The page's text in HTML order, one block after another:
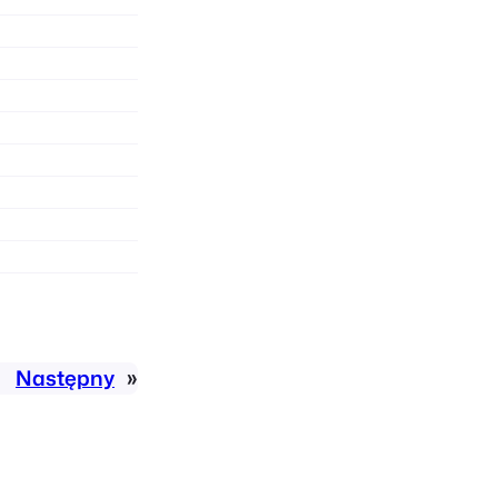
Następny »